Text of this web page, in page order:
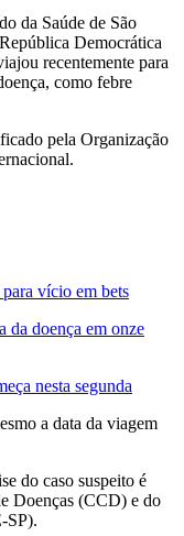
da Saúde de São
Democrática
recentemente para
como febre
pela Organização
vício em bets
da doença em onze
nesta segunda
a data da viagem
do caso suspeito é
Doenças (CCD) e do
SP).